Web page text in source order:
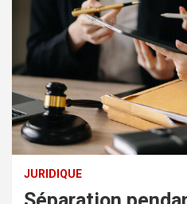
JURIDIQUE